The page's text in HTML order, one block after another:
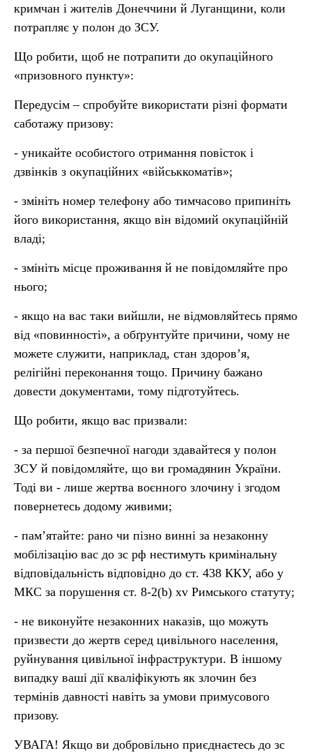
кримчан і жителів Донеччини й Луганщини, коли
потрапляє у полон до ЗСУ.
Що робити, щоб не потрапити до окупаційного
«призовного пункту»:
Передусім – спробуйте використати різні формати
саботажу призову:
- уникайте особистого отримання повісток і
дзвінків з окупаційних «військкоматів»;
- змініть номер телефону або тимчасово припиніть
його використання, якщо він відомий окупаційній
владі;
- змініть місце проживання й не повідомляйте про
нього;
- якщо на вас таки вийшли, не відмовляйтесь прямо
від «повинності», а обґрунтуйте причини, чому не
можете служити, наприклад, стан здоров’я,
релігійні переконання тощо. Причину бажано
довести документами, тому підготуйтесь.
Що робити, якщо вас призвали:
- за першої безпечної нагоди здавайтеся у полон
ЗСУ й повідомляйте, що ви громадянин України.
Тоді ви - лише жертва воєнного злочину і згодом
повернетесь додому живими;
- пам’ятайте: рано чи пізно винні за незаконну
мобілізацію вас до зс рф нестимуть кримінальну
відповідальність відповідно до ст. 438 ККУ, або у
МКС за порушення ст. 8-2(b) xv Римського статуту;
- не виконуйте незаконних наказів, що можуть
призвести до жертв серед цивільного населення,
руйнування цивільної інфраструктури. В іншому
випадку ваші дії кваліфікують як злочин без
термінів давності навіть за умови примусового
призову.
УВАГА! Якщо ви добровільно приєднаєтесь до зс